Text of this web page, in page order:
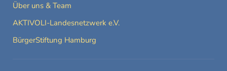
Über uns & Team
AKTIVOLI-Landesnetzwerk e.V.
BürgerStiftung Hamburg